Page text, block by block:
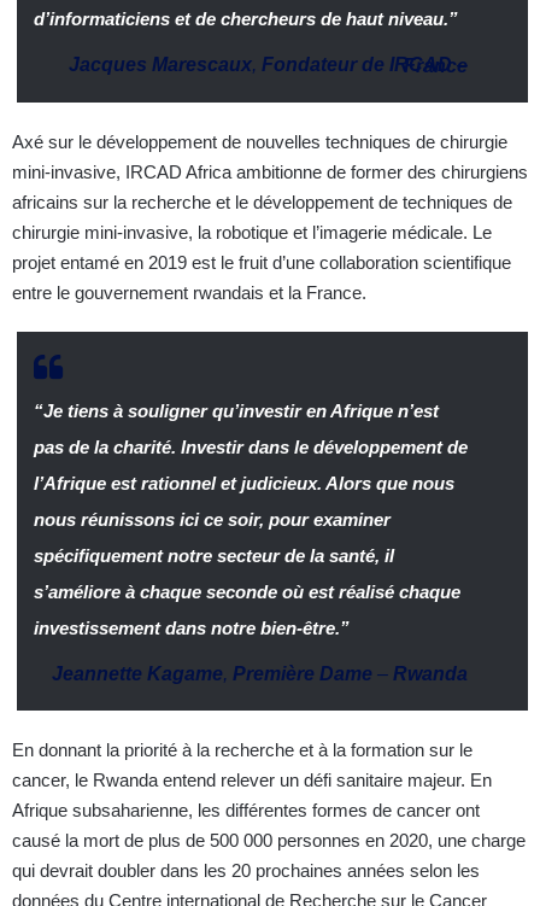
d’informaticiens et de chercheurs de haut niveau.”
Jacques Marescaux, Fondateur de IRCAD–
France
Axé sur le développement de nouvelles techniques de chirurgie
mini-invasive, IRCAD Africa ambitionne de former des chirurgiens
africains sur la recherche et le développement de techniques de
chirurgie mini-invasive, la robotique et l’imagerie médicale. Le
projet entamé en 2019 est le fruit d’une collaboration scientifique
entre le gouvernement rwandais et la France.
“Je tiens à souligner qu’investir en Afrique n’est
pas de la charité. Investir dans le développement de
l’Afrique est rationnel et judicieux. Alors que nous
nous réunissons ici ce soir, pour examiner
spécifiquement notre secteur de la santé, il
s’améliore à chaque seconde où est réalisé chaque
investissement dans notre bien-être.”
Jeannette Kagame, Première Dame – Rwanda
En donnant la priorité à la recherche et à la formation sur le
cancer, le Rwanda entend relever un défi sanitaire majeur. En
Afrique subsaharienne, les différentes formes de cancer ont
causé la mort de plus de 500 000 personnes en 2020, une charge
qui devrait doubler dans les 20 prochaines années selon les
données du Centre international de Recherche sur le Cancer